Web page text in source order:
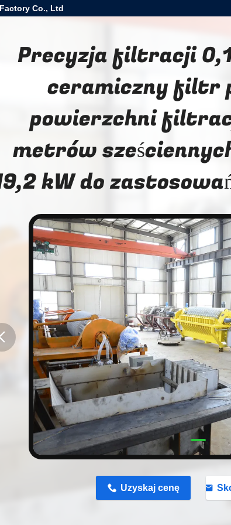
Co., Ltd
Precyzja filtracji
ceramiczny filtr
powierzchni
metrów
kW do
Uzyskaj cenę